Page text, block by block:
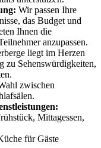
Wir passen Ihre
das Budget und
Ihnen die
anzupassen.
liegt im Herzen
zu Sehenswürdigkeiten,
zwischen
Mittagessen,
für Gäste